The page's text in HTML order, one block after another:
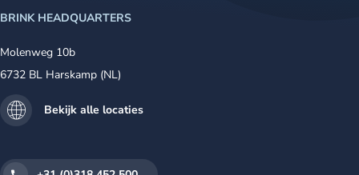
BRINK HEADQUARTERS
Molenweg 10b
6732 BL Harskamp (NL)
Bekijk alle locaties